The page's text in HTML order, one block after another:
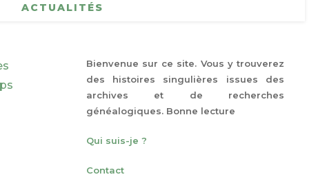
ACTUALITÉS
Bienvenue sur ce site. Vous y trouverez
des histoires singulières issues des
archives et de recherches
généalogiques. Bonne lecture
Qui suis-je ?
Contact